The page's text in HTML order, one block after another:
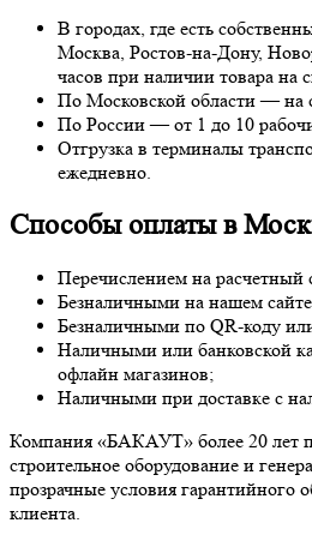
В городах, где есть
Москва, Ростов-на-Дону,
часов при наличии товара на
По Московской области — на
По России — от 1 до 10
Отгрузка в терминалы
ежедневно.
Способы оплаты в
Перечислением на расчетный
Безналичными на нашем
Безналичными по QR-коду
Наличными или банковской
офлайн магазинов;
Наличными при доставке с
Компания «БАКАУТ» более 20 лет
строительное оборудование и
прозрачные условия гарантийного
клиента.